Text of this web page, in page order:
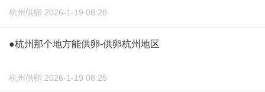
杭州供卵 2026-1-19 08:28
●杭州那个地方能供卵-供卵杭州地区
杭州供卵 2026-1-19 08:25